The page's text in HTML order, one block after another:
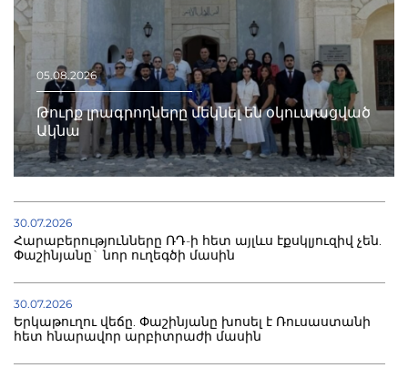
05.08.2026
Թուրք լրագրողները մեկնել են օկուպացված
Ակնա
30.07.2026
Հարաբերությունները ՌԴ-ի հետ այլևս էքսկլյուզիվ չեն.
Փաշինյանը` նոր ուղեգծի մասին
30.07.2026
Երկաթուղու վեճը. Փաշինյանը խոսել է Ռուսաստանի
հետ հնարավոր արբիտրաժի մասին